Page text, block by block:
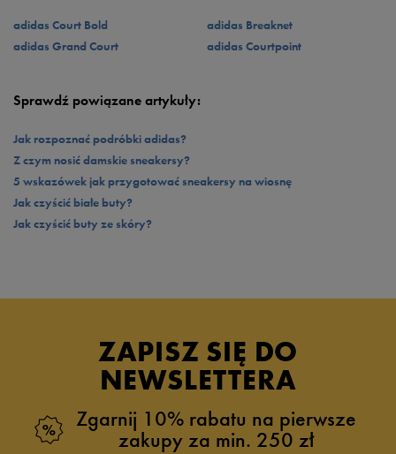
adidas Court Bold
adidas Grand Court
adidas Breaknet
adidas Courtpoint
Sprawdź powiązane artykuły:
Jak rozpoznać podróbki adidas?
Z czym nosić damskie sneakersy?
5 wskazówek jak przygotować sneakersy na wiosnę
Jak czyścić białe buty?
Jak czyścić buty ze skóry?
ZAPISZ SIĘ DO
NEWSLETTERA
Zgarnij 10% rabatu na pierwsze
zakupy za min. 250 zł